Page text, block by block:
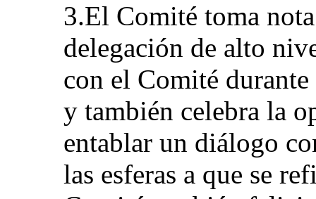
3.El Comité toma
delegación de alto
con el Comité durante
y también celebra la
entablar un diálogo
las esferas a que se